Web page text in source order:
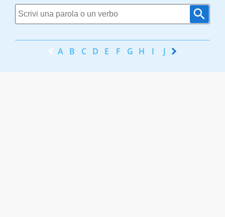
A B C D E F G H I J K